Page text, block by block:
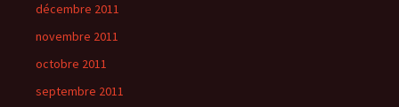
décembre 2011
novembre 2011
octobre 2011
septembre 2011